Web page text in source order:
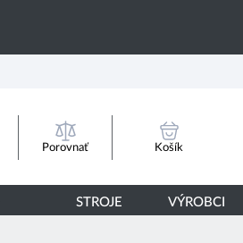
Porovnať Košík
STROJE VÝROBCI